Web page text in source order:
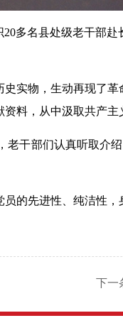
20多名县处级老干部
实物，生动再现了
料，从中汲取共产主
老干部们认真听取介
的先进性、纯洁性
下一